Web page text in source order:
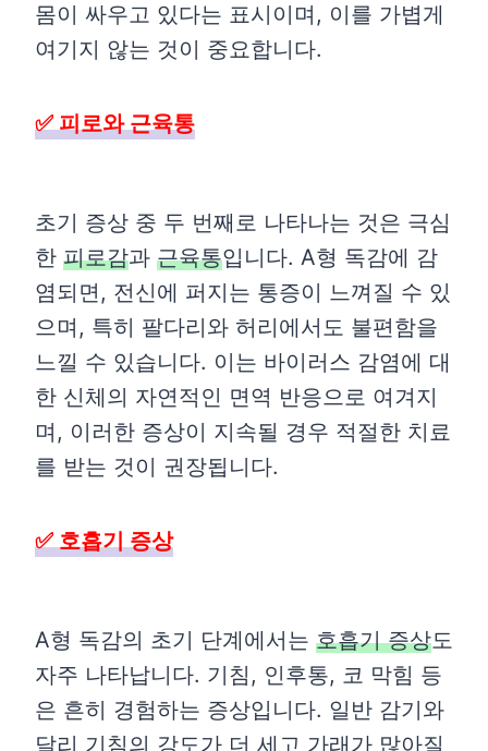
몸이 싸우고 있다는 표시이며, 이를 가볍게
여기지 않는 것이 중요합니다.
✅ 피로와 근육통
초기 증상 중 두 번째로 나타나는 것은 극심
한 피로감과 근육통입니다. A형 독감에 감
염되면, 전신에 퍼지는 통증이 느껴질 수 있
으며, 특히 팔다리와 허리에서도 불편함을
느낄 수 있습니다. 이는 바이러스 감염에 대
한 신체의 자연적인 면역 반응으로 여겨지
며, 이러한 증상이 지속될 경우 적절한 치료
를 받는 것이 권장됩니다.
✅ 호흡기 증상
A형 독감의 초기 단계에서는 호흡기 증상도
자주 나타납니다. 기침, 인후통, 코 막힘 등
은 흔히 경험하는 증상입니다. 일반 감기와
달리 기침의 강도가 더 세고 가래가 많아질